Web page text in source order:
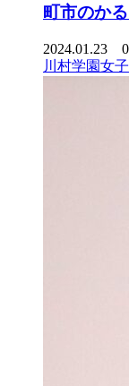
町市のか
2024.01.23
川村学園女